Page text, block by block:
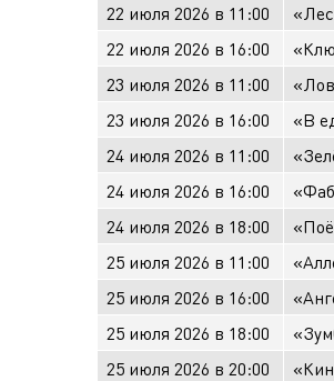
22 июля 2026 в 11:00
22 июля 2026 в 16:00
23 июля 2026 в 11:00
23 июля 2026 в 16:00
«В
24 июля 2026 в 11:00
24 июля 2026 в 16:00
24 июля 2026 в 18:00
25 июля 2026 в 11:00
25 июля 2026 в 16:00
25 июля 2026 в 18:00
25 июля 2026 в 20:00